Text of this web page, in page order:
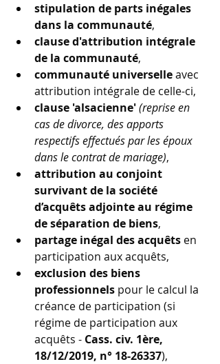
stipulation de parts inégales
dans la communauté,
clause d'attribution intégrale
de la communauté,
communauté universelle avec
attribution intégrale de celle-ci,
clause 'alsacienne'(reprise en
cas de divorce, des apports
respectifs effectués par les époux
dans le contrat de mariage),
attribution au conjoint
survivant de la société
d’acquêts adjointe au régime
de séparation de biens,
partage inégal des acquêts en
participation aux acquêts,
exclusion des biens
professionnels pour le calcul la
créance de participation (si
régime de participation aux
acquêts - Cass. civ. 1ère,
18/12/2019, n° 18-26337),